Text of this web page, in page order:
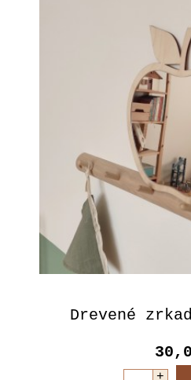
Drevené